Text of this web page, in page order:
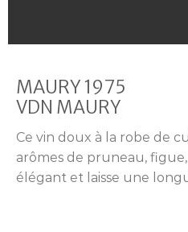
MAURY 1975
VDN MAURY
Ce vin doux à la robe de
arômes de pruneau,
élégant et laisse une